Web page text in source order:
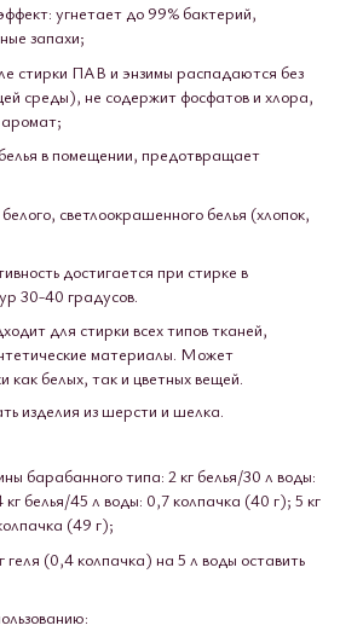
угнетает до 99% бактерий,
запахи;
стирки ПАВ и энзимы распадаются без
среды), не содержит фосфатов и хлора,
аромат;
в помещении, предотвращает
светлоокрашенного белья (хлопок,
достигается при стирке в
30-40 градусов.
для стирки всех типов тканей,
материалы. Может
как белых, так и цветных вещей.
изделия из шерсти и шелка.
барабанного типа: 2 кг белья/30 л воды:
белья/45 л воды: 0,7 колпачка (40 г); 5 кг
(49 г);
геля (0,4 колпачка) на 5 л воды оставить